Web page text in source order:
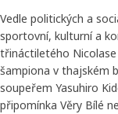
Vedle politických a
sportovní, kulturní a
třináctiletého
šampiona v thajském
soupeřem Yasuhiro
připomínka Věry Bílé